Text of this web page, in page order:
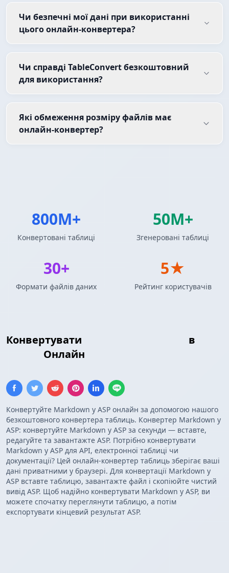
Конвертувати в
Онлайн
Конвертуйте Markdown у ASP онлайн за допомогою нашого
безкоштовного конвертера таблиць. Конвертер Markdown у
ASP: конвертуйте Markdown у ASP за секунди — вставте,
редагуйте та завантажте ASP. Потрібно конвертувати
Markdown у ASP для API, електронної таблиці чи
документації? Цей онлайн-конвертер таблиць зберігає ваші
дані приватними у браузері. Для конвертації Markdown у
ASP вставте таблицю, завантажте файл і скопіюйте чистий
вивід ASP. Щоб надійно конвертувати Markdown у ASP, ви
можете спочатку переглянути таблицю, а потім
експортувати кінцевий результат ASP.
Чи безпечні мої дані при використанні
цього онлайн-конвертера?
Чи справді TableConvert безкоштовний
для використання?
Які обмеження розміру файлів має
онлайн-конвертер?
800M+
Конвертовані таблиці
50M+
Згенеровані таблиці
30+
Формати файлів даних
5★
Рейтинг користувачів